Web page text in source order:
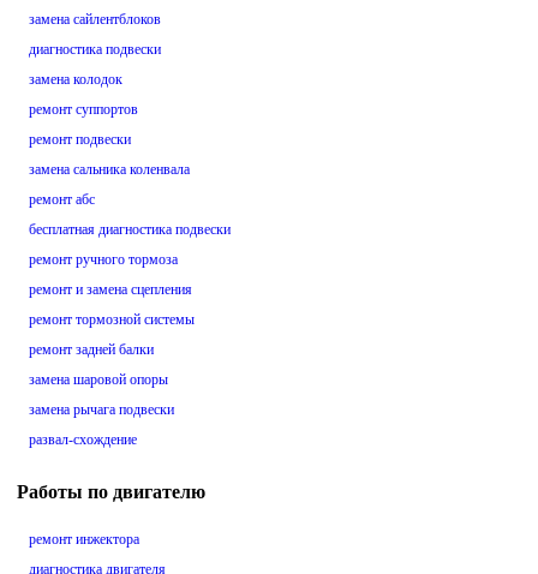
замена сайлентблоков
диагностика подвески
замена колодок
ремонт суппортов
ремонт подвески
замена сальника коленвала
ремонт абс
бесплатная диагностика подвески
ремонт ручного тормоза
ремонт и замена сцепления
ремонт тормозной системы
ремонт задней балки
замена шаровой опоры
замена рычага подвески
развал-схождение
Работы по двигателю
ремонт инжектора
диагностика двигателя